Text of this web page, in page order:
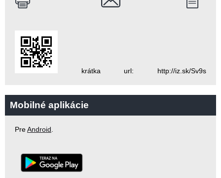
krátka url: http://iz.sk/Sv9s
Mobilné aplikácie
PreAndroid.